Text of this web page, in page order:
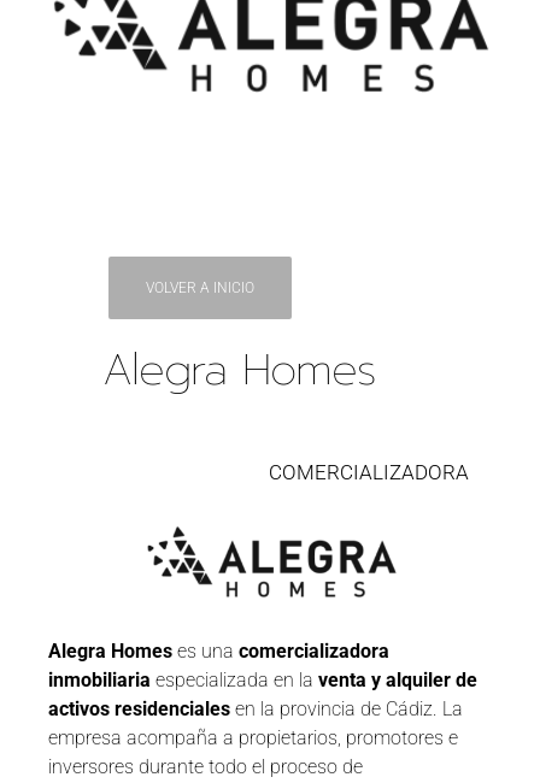
VOLVER A INICIO
Alegra Homes
COMERCIALIZADORA
Alegra Homes es una comercializadora
inmobiliaria especializada en la venta y alquiler de
activos residenciales en la provincia de Cádiz. La
empresa acompaña a propietarios, promotores e
inversores durante todo el proceso de